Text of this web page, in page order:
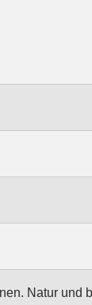
Natur